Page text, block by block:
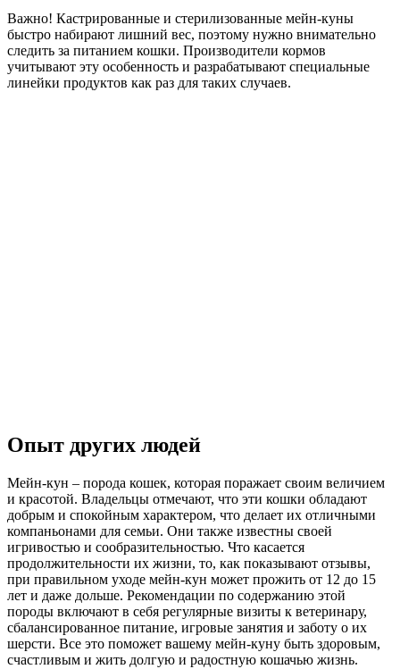
Важно! Кастрированные и стерилизованные мейн-куны
быстро набирают лишний вес, поэтому нужно внимательно
следить за питанием кошки. Производители кормов
учитывают эту особенность и разрабатывают специальные
линейки продуктов как раз для таких случаев.
Опыт других людей
Мейн-кун – порода кошек, которая поражает своим величием
и красотой. Владельцы отмечают, что эти кошки обладают
добрым и спокойным характером, что делает их отличными
компаньонами для семьи. Они также известны своей
игривостью и сообразительностью. Что касается
продолжительности их жизни, то, как показывают отзывы,
при правильном уходе мейн-кун может прожить от 12 до 15
лет и даже дольше. Рекомендации по содержанию этой
породы включают в себя регулярные визиты к ветеринару,
сбалансированное питание, игровые занятия и заботу о их
шерсти. Все это поможет вашему мейн-куну быть здоровым,
счастливым и жить долгую и радостную кошачью жизнь.